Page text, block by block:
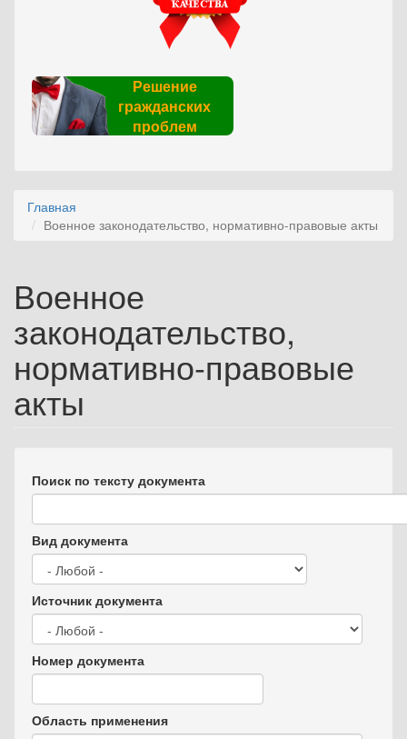
Решение
гражданских
проблем
Главная
Военное законодательство, нормативно-правовые акты
Военное
законодательство,
нормативно-правовые
акты
Поиск по тексту документа
Вид документа
Источник документа
Номер документа
Область применения